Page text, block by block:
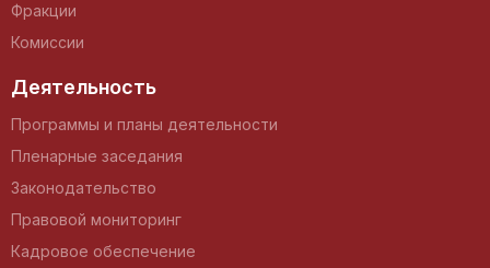
Фракции
Комиссии
Деятельность
Программы и планы деятельности
Пленарные заседания
Законодательство
Правовой мониторинг
Кадровое обеспечение